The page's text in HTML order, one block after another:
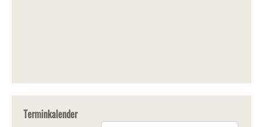
Terminkalender